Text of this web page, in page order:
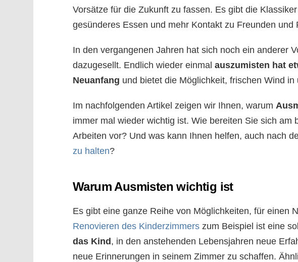
Vorsätze für die Zukunft zu fassen. Es gibt die
gesünderes Essen und mehr Kontakt zu Freunden und
In den vergangenen Jahren hat sich noch ein anderer
dazugesellt. Endlich wieder einmal auszumisten hat
Neuanfang und bietet die Möglichkeit, frischen Wind
Im nachfolgenden Artikel zeigen wir Ihnen, warum
immer mal wieder wichtig ist. Wie bereiten Sie sich am
Arbeiten vor? Und was kann Ihnen helfen, auch nach
zu halten?
Warum Ausmisten wichtig ist
Es gibt eine ganze Reihe von Möglichkeiten, für einen
Renovieren des Kinderzimmers zum Beispiel ist eine
das Kind, in den anstehenden Lebensjahren neue
neue Erinnerungen in seinem Zimmer zu schaffen.